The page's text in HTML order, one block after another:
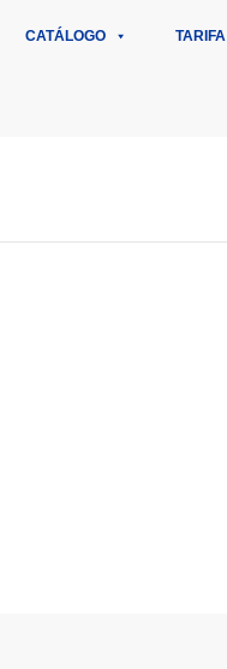
CATÁLOGO TARIFA